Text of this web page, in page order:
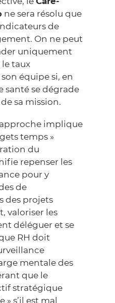
ne sera résolu que
de
On ne peut
uniquement
le taux
équipe si, en
santé se dégrade
sa mission.
approche implique
temps »
du
repenser les
pour y
de
des projets
valoriser les
déléguer et se
RH doit
mentale des
que le
stratégique
s’il est mal